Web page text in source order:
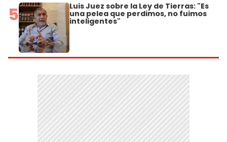
5 Luis Juez sobre la Ley de Tierras: "Es
una pelea que perdimos, no fuimos
inteligentes"